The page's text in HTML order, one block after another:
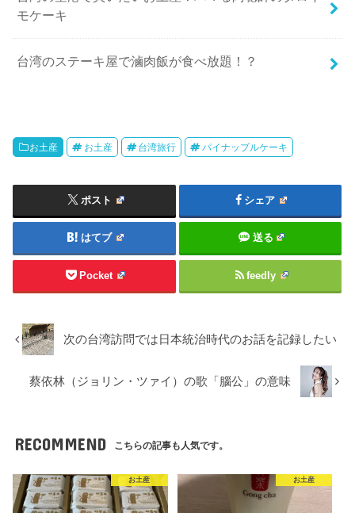
モケーキ
台湾のステーキ屋で滷肉飯が食べ放題！？
お土産 お土産 台湾旅行 パイナップルケーキ
ポスト シェア
はてブ 送る
Pocket feedly
次の台湾訪問では日本統治時代のお話を記録したい
蔡依林（ジョリン・ツァイ）の歌「腦公」の意味
RECOMMEND こちらの記事も人気です。
お土産 お土産